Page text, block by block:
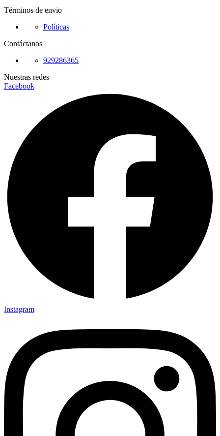
Términos de envio
Políticas
Contáctanos
929286365
Nuestras redes
Facebook
Instagram